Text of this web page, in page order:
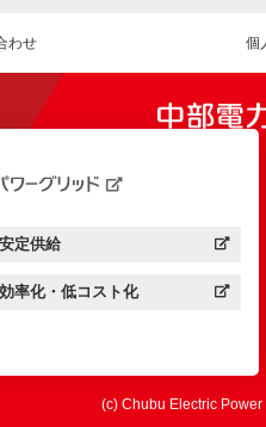
わせ 個
中部電力パワーグリッド：
安定供給
（新しいウィンドウを開きます）
中部電力パワーグリッド：
効率化・低コスト化
（新しいウィンドウを開きます）
(c) Chubu Electric Power